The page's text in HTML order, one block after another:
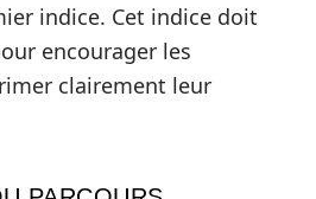
indice. Cet indice doit
encourager les
clairement leur